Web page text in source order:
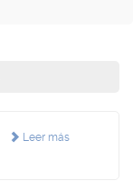
Leer más